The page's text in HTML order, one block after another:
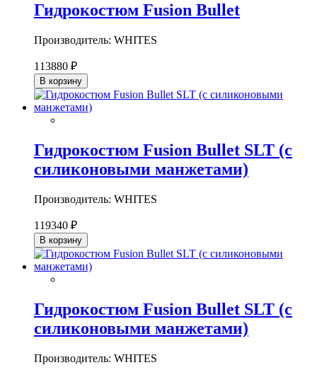
Гидрокостюм Fusion Bullet
Производитель: WHITES
113880 ₽
В корзину
Гидрокостюм Fusion Bullet SLT (с
силиконовыми манжетами)
Производитель: WHITES
119340 ₽
В корзину
Гидрокостюм Fusion Bullet SLT (с
силиконовыми манжетами)
Производитель: WHITES